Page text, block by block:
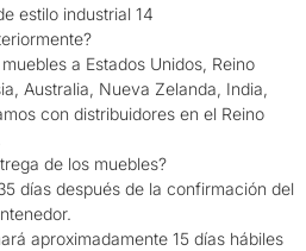
a Estados Unidos, Reino
Australia, Nueva Zelanda, India,
con distribuidores en el Reino
de los muebles?
días después de la confirmación del
aproximadamente 15 días hábiles